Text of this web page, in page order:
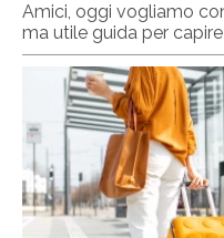
Amici, oggi vogliamo
ma utile guida per